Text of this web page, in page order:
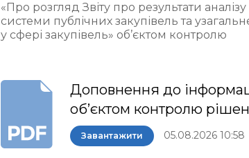
«Про розгляд Звіту про результати
системи публічних закупівель та
у сфері закупівель» об’єктом контролю
Доповнення до
об’єктом контролю
Завантажити 05.08.2026 10:58